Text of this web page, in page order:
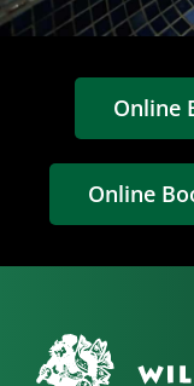
Online
Online